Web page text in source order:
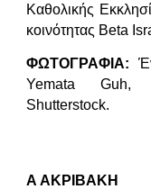
Καθολικής
κοινότητας Beta
ΦΩΤΟΓΡΑΦΙΑ:
Yemata Guh,
Shutterstock.
Α ΑΚΡΙΒΑΚΗ